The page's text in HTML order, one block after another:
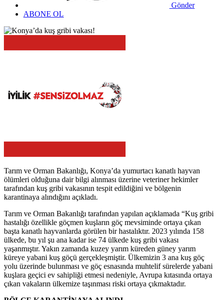
Gönder
ABONE OL
Tarım ve Orman Bakanlığı, Konya’da yumurtacı kanatlı hayvan
ölümleri olduğuna dair bilgi alınması üzerine veteriner hekimler
tarafından kuş gribi vakasının tespit edildiğini ve bölgenin
karantinaya alındığını açıkladı.
Tarım ve Orman Bakanlığı tarafından yapılan açıklamada “Kuş gribi
hastalığı özellikle göçmen kuşların göç mevsiminde ortaya çıkan
başta kanatlı hayvanlarda görülen bir hastalıktır. 2023 yılında 158
ülkede, bu yıl şu ana kadar ise 74 ülkede kuş gribi vakası
yaşanmıştır. Yakın zamanda kuzey yarım küreden güney yarım
küreye yabani kuş göçü gerçekleşmiştir. Ülkemizin 3 ana kuş göç
yolu üzerinde bulunması ve göç esnasında muhtelif sürelerde yabani
kuşlara geçici ev sahipliği etmesi nedeniyle, Avrupa kıtasında ortaya
çıkan vakaların ülkemize taşınması riski ortaya çıkmaktadır.